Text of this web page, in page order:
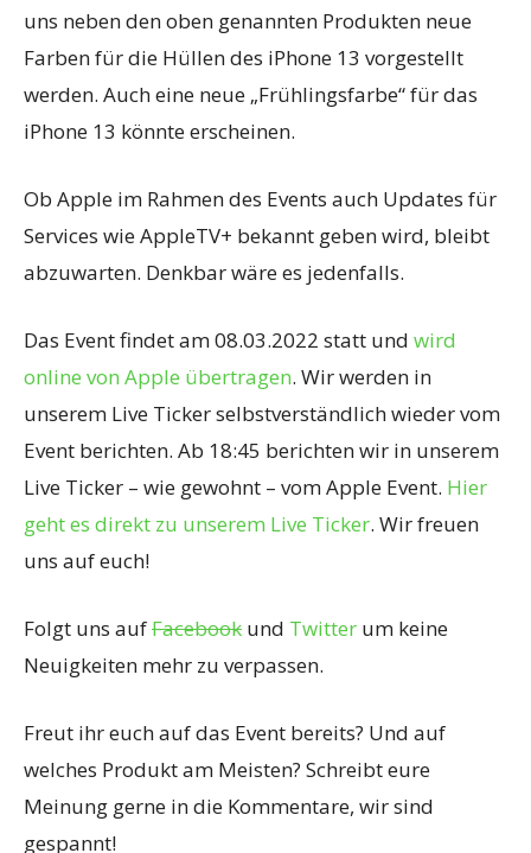
uns neben den oben genannten Produkten neue
Farben für die Hüllen des iPhone 13 vorgestellt
werden. Auch eine neue „Frühlingsfarbe“ für das
iPhone 13 könnte erscheinen.
Ob Apple im Rahmen des Events auch Updates für
Services wie AppleTV+ bekannt geben wird, bleibt
abzuwarten. Denkbar wäre es jedenfalls.
Das Event findet am 08.03.2022 statt und wird
online von Apple übertragen. Wir werden in
unserem Live Ticker selbstverständlich wieder vom
Event berichten. Ab 18:45 berichten wir in unserem
Live Ticker – wie gewohnt – vom Apple Event. Hier
geht es direkt zu unserem Live Ticker. Wir freuen
uns auf euch!
Folgt uns aufFacebook und Twitter um keine
Neuigkeiten mehr zu verpassen.
Freut ihr euch auf das Event bereits? Und auf
welches Produkt am Meisten? Schreibt eure
Meinung gerne in die Kommentare, wir sind
gespannt!